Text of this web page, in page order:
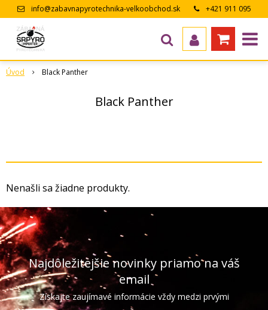
info@zabavnapyrotechnika-velkoobchod.sk
+421 911 095
Úvod Black Panther
Black Panther
Nenašli sa žiadne produkty.
Najdôležitejšie novinky priamo na váš
email
Získajte zaujímavé informácie vždy medzi prvými